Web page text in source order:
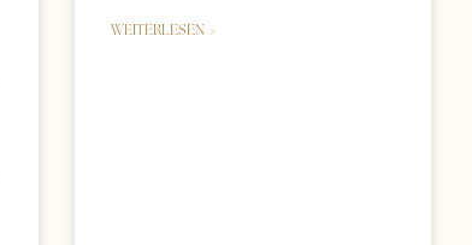
WEITERLESEN »